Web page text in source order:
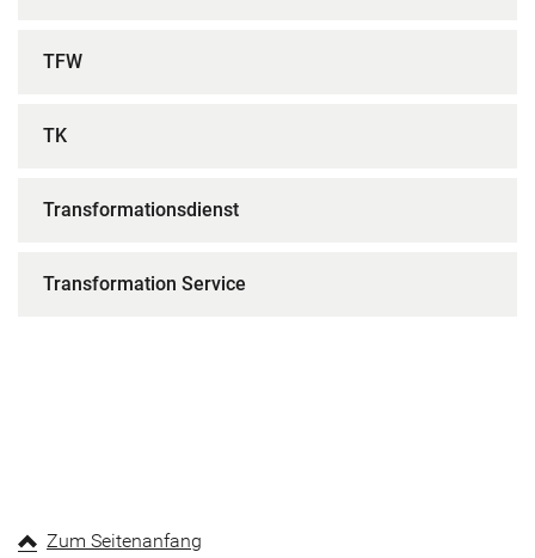
TFW
TK
Transformationsdienst
Transformation Service
Zum Seitenanfang